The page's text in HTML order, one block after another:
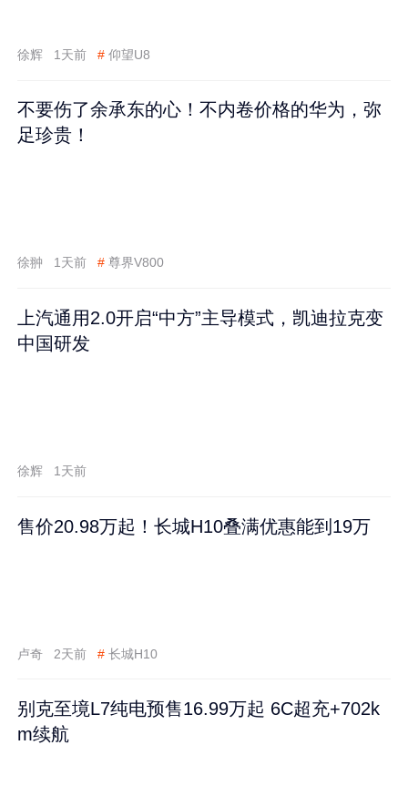
徐辉 1天前 # 仰望U8
不要伤了余承东的心！不内卷价格的华为，弥
足珍贵！
徐翀 1天前 # 尊界V800
上汽通用2.0开启“中方”主导模式，凯迪拉克变
中国研发
徐辉 1天前
售价20.98万起！长城H10叠满优惠能到19万
卢奇 2天前 # 长城H10
别克至境L7纯电预售16.99万起 6C超充+702k
m续航